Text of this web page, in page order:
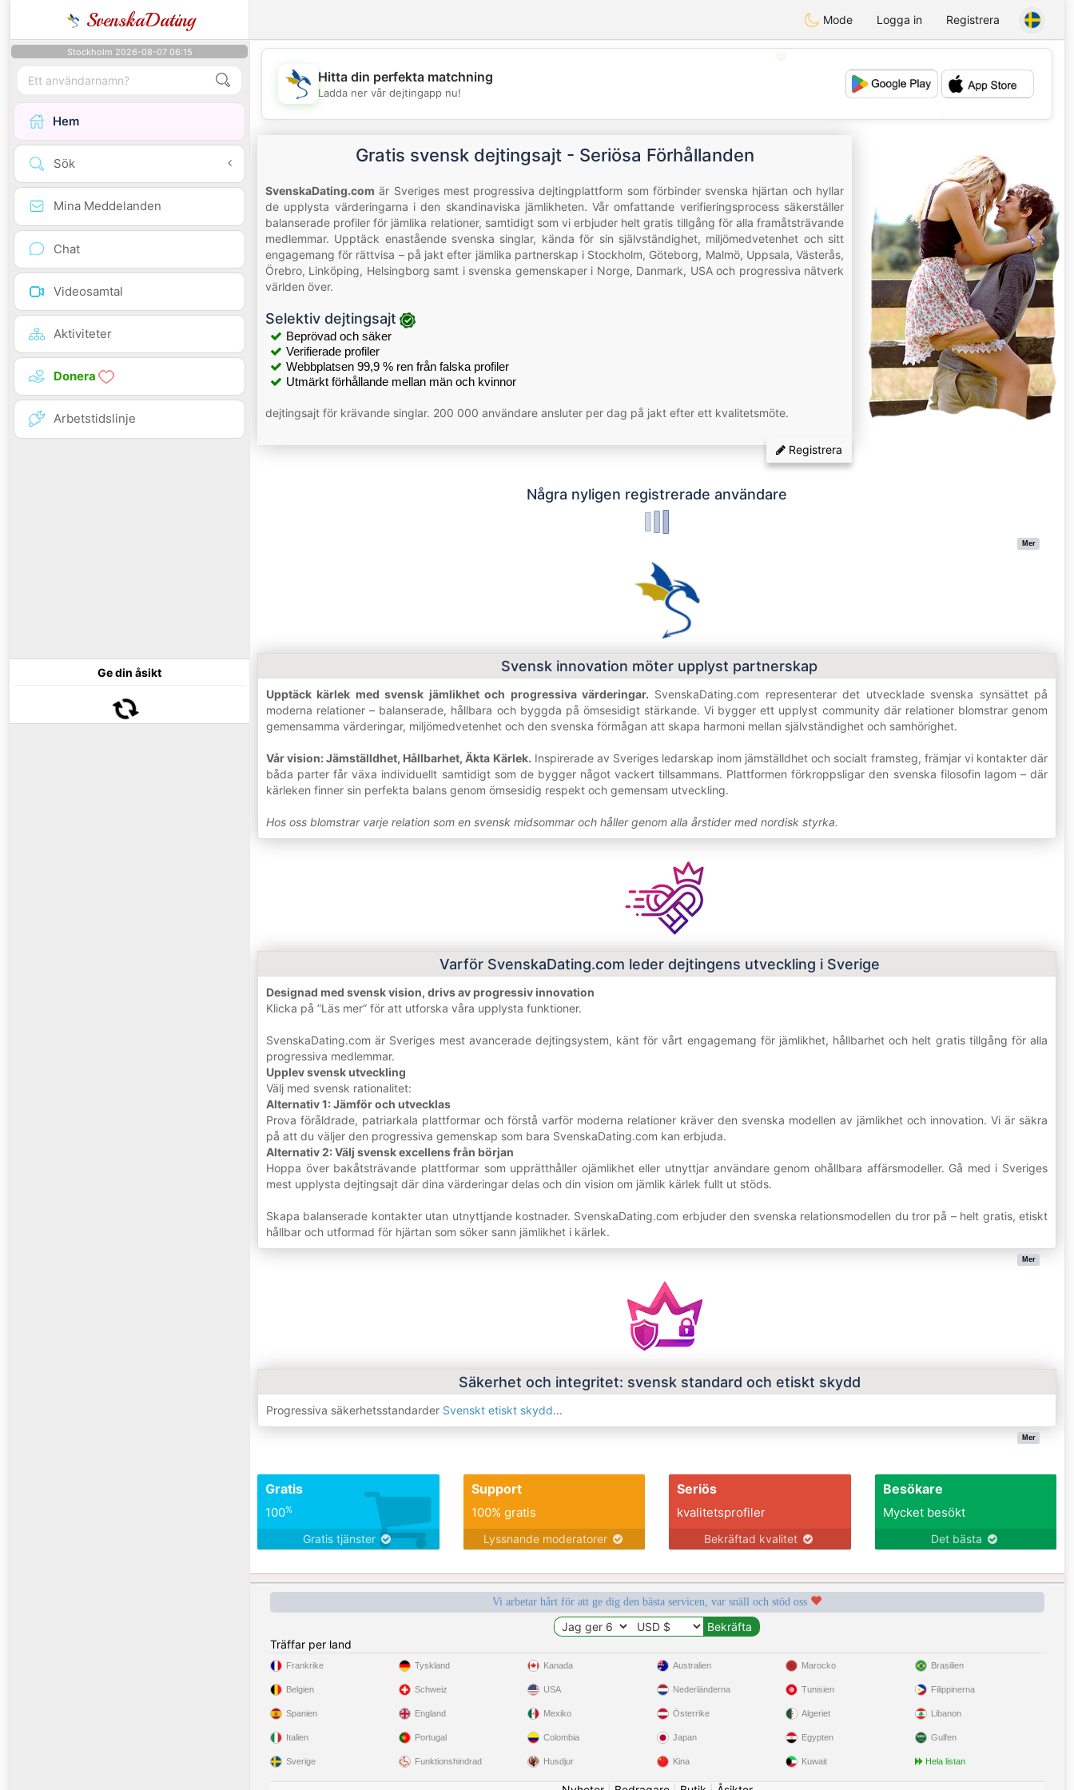
SvenskaDating Mode Logga in Registrera
Stockholm 2026-08-07 06:15
Hem
Sök
Mina Meddelanden
Chat
Videosamtal
Aktiviteter
Donera
Arbetstidslinje
Ge din åsikt
💖
Hitta din perfekta matchning
Ladda ner vår dejtingapp nu!
Gratis svensk dejtingsajt - Seriösa Förhållanden
SvenskaDating.com är Sveriges mest progressiva dejtingplattform som förbinder svenska hjärtan och hyllar
de upplysta värderingarna i den skandinaviska jämlikheten. Vår omfattande verifieringsprocess säkerställer
balanserade profiler för jämlika relationer, samtidigt som vi erbjuder helt gratis tillgång för alla framåtsträvande
medlemmar. Upptäck enastående svenska singlar, kända för sin självständighet, miljömedvetenhet och sitt
engagemang för rättvisa – på jakt efter jämlika partnerskap i Stockholm, Göteborg, Malmö, Uppsala, Västerås,
Örebro, Linköping, Helsingborg samt i svenska gemenskaper i Norge, Danmark, USA och progressiva nätverk
världen över.
Selektiv dejtingsajt
Beprövad och säker
Verifierade profiler
Webbplatsen 99,9 % ren från falska profiler
Utmärkt förhållande mellan män och kvinnor
dejtingsajt för krävande singlar. 200 000 användare ansluter per dag på jakt efter ett kvalitetsmöte.
Registrera
Några nyligen registrerade användare
Mer
Svensk innovation möter upplyst partnerskap
Upptäck kärlek med svensk jämlikhet och progressiva värderingar. SvenskaDating.com representerar det utvecklade svenska synsättet på
moderna relationer – balanserade, hållbara och byggda på ömsesidigt stärkande. Vi bygger ett upplyst community där relationer blomstrar genom
gemensamma värderingar, miljömedvetenhet och den svenska förmågan att skapa harmoni mellan självständighet och samhörighet.
Vår vision: Jämställdhet, Hållbarhet, Äkta Kärlek. Inspirerade av Sveriges ledarskap inom jämställdhet och socialt framsteg, främjar vi kontakter där
båda parter får växa individuellt samtidigt som de bygger något vackert tillsammans. Plattformen förkroppsligar den svenska filosofin lagom – där
kärleken finner sin perfekta balans genom ömsesidig respekt och gemensam utveckling.
Hos oss blomstrar varje relation som en svensk midsommar och håller genom alla årstider med nordisk styrka.
Varför SvenskaDating.com leder dejtingens utveckling i Sverige
Designad med svensk vision, drivs av progressiv innovation
Klicka på ”Läs mer” för att utforska våra upplysta funktioner.
SvenskaDating.com är Sveriges mest avancerade dejtingsystem, känt för vårt engagemang för jämlikhet, hållbarhet och helt gratis tillgång för alla
progressiva medlemmar.
Upplev svensk utveckling
Välj med svensk rationalitet:
Alternativ 1: Jämför och utvecklas
Prova föråldrade, patriarkala plattformar och förstå varför moderna relationer kräver den svenska modellen av jämlikhet och innovation. Vi är säkra
på att du väljer den progressiva gemenskap som bara SvenskaDating.com kan erbjuda.
Alternativ 2: Välj svensk excellens från början
Hoppa över bakåtsträvande plattformar som upprätthåller ojämlikhet eller utnyttjar användare genom ohållbara affärsmodeller. Gå med i Sveriges
mest upplysta dejtingsajt där dina värderingar delas och din vision om jämlik kärlek fullt ut stöds.
Skapa balanserade kontakter utan utnyttjande kostnader. SvenskaDating.com erbjuder den svenska relationsmodellen du tror på – helt gratis, etiskt
hållbar och utformad för hjärtan som söker sann jämlikhet i kärlek.
Mer
Säkerhet och integritet: svensk standard och etiskt skydd
Progressiva säkerhetsstandarder Svenskt etiskt skydd...
Mer
Gratis
100%
Gratis tjänster
Support
100% gratis
Lyssnande moderatorer
Seriös
kvalitetsprofiler
Bekräftad kvalitet
Besökare
Mycket besökt
Det bästa
Vi arbetar hårt för att ge dig den bästa servicen, var snäll och stöd oss
Träffar per land
Frankrike
Belgien
Spanien
Italien
Sverige
Tyskland
Schweiz
England
Portugal
Funktionshindrad
Kanada
USA
Mexiko
Colombia
Husdjur
Australien
Nederländerna
Österrike
Japan
Kina
Marocko
Tunisien
Algeriet
Egypten
Kuwait
Brasilien
Filippinerna
Libanon
Gulfen
Hela listan